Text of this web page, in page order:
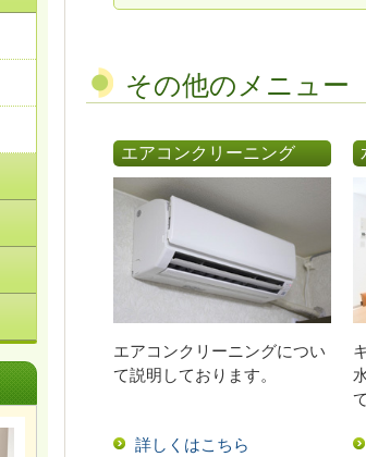
その他のメニュー
エアコンクリーニング
エアコンクリーニングについ
て説明しております。
詳しくはこちら